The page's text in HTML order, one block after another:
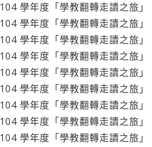
104 學年度「學教翻轉走讀之旅
104 學年度「學教翻轉走讀之旅
104 學年度「學教翻轉走讀之旅
104 學年度「學教翻轉走讀之旅
104 學年度「學教翻轉走讀之旅
104 學年度「學教翻轉走讀之旅
104 學年度「學教翻轉走讀之旅
104 學年度「學教翻轉走讀之旅
104 學年度「學教翻轉走讀之旅